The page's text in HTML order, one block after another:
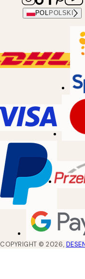
POL POLSKI
COPYRIGHT ©2026,